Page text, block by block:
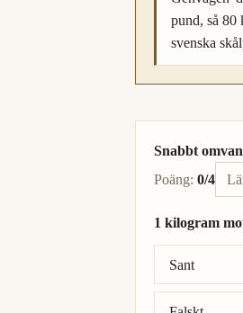
pund, så 80
svenska
Snabbt
Poäng: 0/4
1 kilogram
Sant
Rätt svar: 1